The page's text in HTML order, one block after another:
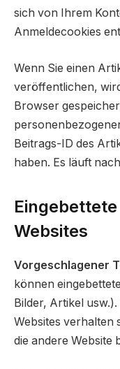
sich von Ihrem
Anmeldecookies
Wenn Sie einen
veröffentlichen,
Browser
Beitrags-ID des
haben. Es läuft
Websites
Vorgeschlagener
können
Bilder, Artikel
Websites verhalten
die andere Website